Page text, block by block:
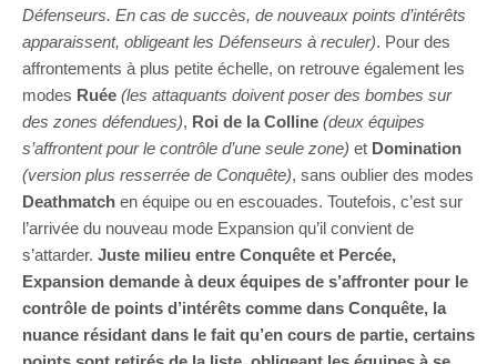
Défenseurs. En cas de succès, de nouveaux points d’intérêts
apparaissent, obligeant les Défenseurs à reculer). Pour des
affrontements à plus petite échelle, on retrouve également les
modes Ruée (les attaquants doivent poser des bombes sur
des zones défendues), Roi de la Colline (deux équipes
s’affrontent pour le contrôle d’une seule zone) et Domination
(version plus resserrée de Conquête), sans oublier des modes
Deathmatch en équipe ou en escouades. Toutefois, c’est sur
l’arrivée du nouveau mode Expansion qu’il convient de
s’attarder. Juste milieu entre Conquête et Percée,
Expansion demande à deux équipes de s’affronter pour le
contrôle de points d’intérêts comme dans Conquête, la
nuance résidant dans le fait qu’en cours de partie, certains